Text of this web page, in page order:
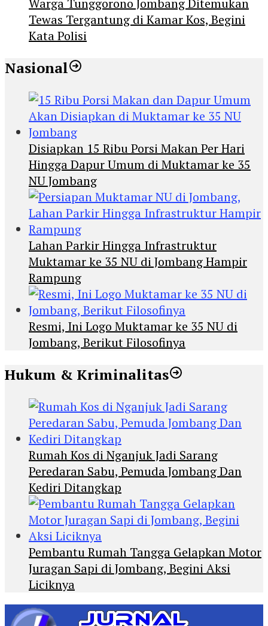
Tewas Tergantung di Kamar Kos, Begini
Kata Polisi
Nasional
Disiapkan 15 Ribu Porsi Makan Per Hari
Hingga Dapur Umum di Muktamar ke 35
NU Jombang
Lahan Parkir Hingga Infrastruktur
Muktamar ke 35 NU di Jombang Hampir
Rampung
Resmi, Ini Logo Muktamar ke 35 NU di
Jombang, Berikut Filosofinya
Hukum & Kriminalitas
Rumah Kos di Nganjuk Jadi Sarang
Peredaran Sabu, Pemuda Jombang Dan
Kediri Ditangkap
Pembantu Rumah Tangga Gelapkan Motor
Juragan Sapi di Jombang, Begini Aksi
Liciknya